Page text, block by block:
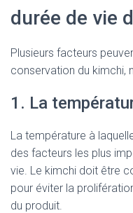
durée de vie
Plusieurs facteurs
conservation du kimchi,
1. La
La température à
des facteurs les plus
vie. Le kimchi doit être
pour éviter la
du produit.